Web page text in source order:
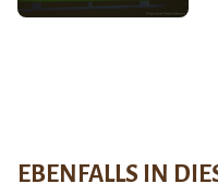
EBENFALLS IN